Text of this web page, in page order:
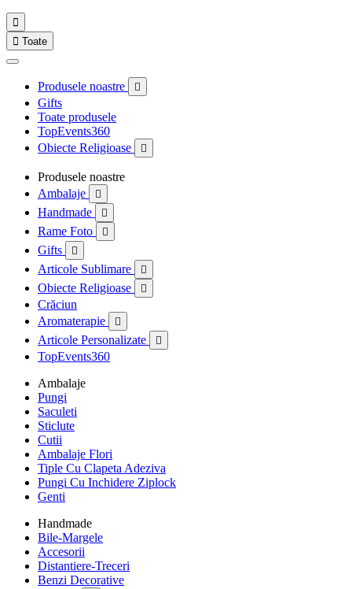

 Toate
Produsele noastre 
Gifts
Toate produsele
TopEvents360
Obiecte Religioase

Produsele noastre
Ambalaje

Handmade 
Rame Foto 
Gifts 
Articole Sublimare 
Obiecte Religioase 
Crăciun
Aromaterapie

Articole Personalizate 
TopEvents360
Ambalaje
Pungi
Saculeti
Sticlute
Cutii
Ambalaje Flori
Tiple Cu Clapeta Adeziva
Pungi Cu Inchidere Ziplock
Genti
Handmade
Bile-Margele
Accesorii
Distantiere-Treceri
Benzi Decorative